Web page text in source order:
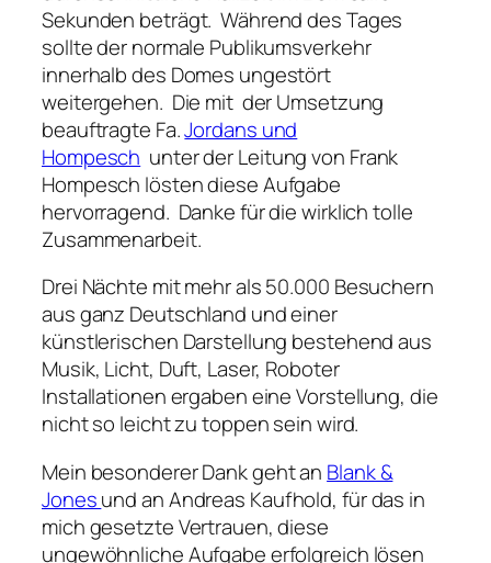
Sekunden beträgt. Während des Tages
sollte der normale Publikumsverkehr
innerhalb des Domes ungestört
weitergehen. Die mit der Umsetzung
beauftragte Fa.Jordans und
Hompesch unter der Leitung von Frank
Hompesch lösten diese Aufgabe
hervorragend. Danke für die wirklich tolle
Zusammenarbeit.
Drei Nächte mit mehr als 50.000 Besuchern
aus ganz Deutschland und einer
künstlerischen Darstellung bestehend aus
Musik, Licht, Duft, Laser, Roboter
Installationen ergaben eine Vorstellung, die
nicht so leicht zu toppen sein wird.
Mein besonderer Dank geht an Blank &
Jonesund an Andreas Kaufhold, für das in
mich gesetzte Vertrauen, diese
ungewöhnliche Aufgabe erfolgreich lösen